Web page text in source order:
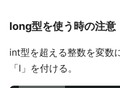
long型を使う時の注意
int型を超える整数を変数
「l」を付ける。